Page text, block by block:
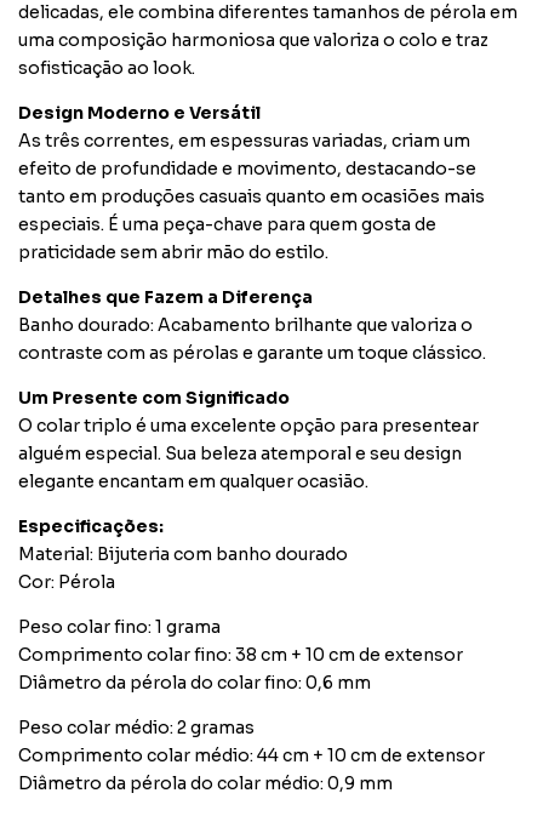
delicadas, ele combina diferentes tamanhos de pérola em
uma composição harmoniosa que valoriza o colo e traz
sofisticação ao look.
Design Moderno e Versátil
As três correntes, em espessuras variadas, criam um
efeito de profundidade e movimento, destacando-se
tanto em produções casuais quanto em ocasiões mais
especiais. É uma peça-chave para quem gosta de
praticidade sem abrir mão do estilo.
Detalhes que Fazem a Diferença
Banho dourado: Acabamento brilhante que valoriza o
contraste com as pérolas e garante um toque clássico.
Um Presente com Significado
O colar triplo é uma excelente opção para presentear
alguém especial. Sua beleza atemporal e seu design
elegante encantam em qualquer ocasião.
Especificações:
Material: Bijuteria com banho dourado
Cor: Pérola
Peso colar fino: 1 grama
Comprimento colar fino: 38 cm + 10 cm de extensor
Diâmetro da pérola do colar fino: 0,6 mm
Peso colar médio: 2 gramas
Comprimento colar médio: 44 cm + 10 cm de extensor
Diâmetro da pérola do colar médio: 0,9 mm